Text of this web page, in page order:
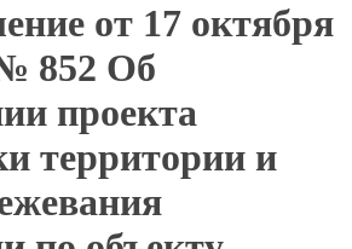
от 17 октября
852 Об
проекта
территории и